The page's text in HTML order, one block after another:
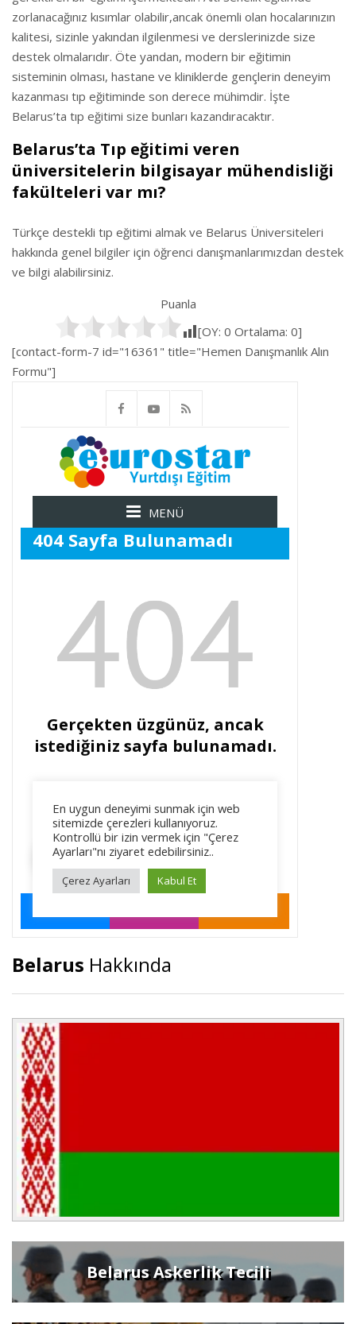
zorlanacağınız kısımlar olabilir,ancak önemli olan hocalarınızın
kalitesi, sizinle yakından ilgilenmesi ve derslerinizde size
destek olmalarıdır. Öte yandan, modern bir eğitimin
sisteminin olması, hastane ve kliniklerde gençlerin deneyim
kazanması tıp eğitiminde son derece mühimdir. İşte
Belarus’ta tıp eğitimi size bunları kazandıracaktır.
Belarus’ta Tıp eğitimi veren
üniversitelerin bilgisayar mühendisliği
fakülteleri var mı?
Türkçe destekli tıp eğitimi almak ve Belarus Üniversiteleri
hakkında genel bilgiler için öğrenci danışmanlarımızdan destek
ve bilgi alabilirsiniz.
Puanla
[OY: 0 Ortalama: 0]
[contact-form-7 id="16361" title="Hemen Danışmanlık Alın
Formu"]
Belarus Hakkında
Belarus Askerlik Tecili